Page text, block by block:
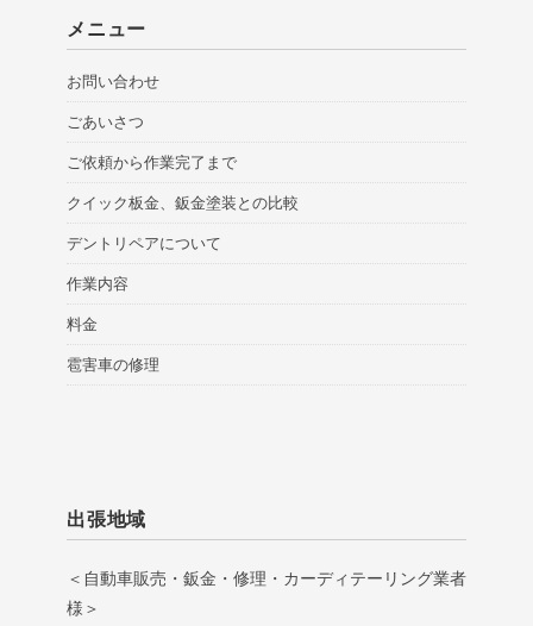
メニュー
お問い合わせ
ごあいさつ
ご依頼から作業完了まで
クイック板金、鈑金塗装との比較
デントリペアについて
作業内容
料金
雹害車の修理
出張地域
＜自動車販売・鈑金・修理・カーディテーリング業者
様＞